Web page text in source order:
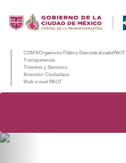
CDMX/Organismo Público Descentralizado/PAOT
Transparencia
Trámites y Servicios
Atención Ciudadana
Web e-mail PAOT